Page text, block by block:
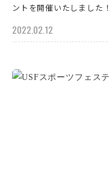
ントを開催いたしました！
2022.02.12